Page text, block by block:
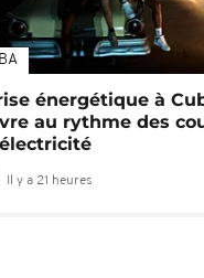
énergétique à
au rythme des
Il y a 21 heures